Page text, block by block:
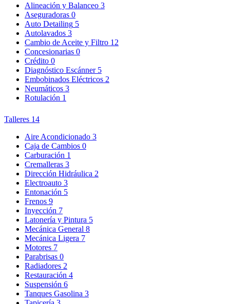
Alineación y Balanceo 3
Aseguradoras 0
Auto Detailing 5
Autolavados 3
Cambio de Aceite y Filtro 12
Concesionarias 0
Crédito 0
Diagnóstico Escánner 5
Embobinados Eléctricos 2
Neumáticos 3
Rotulación 1
Talleres 14
Aire Acondicionado 3
Caja de Cambios 0
Carburación 1
Cremalleras 3
Dirección Hidráulica 2
Electroauto 3
Entonación 5
Frenos 9
Inyección 7
Latonería y Pintura 5
Mecánica General 8
Mecánica Ligera 7
Motores 7
Parabrisas 0
Radiadores 2
Restauración 4
Suspensión 6
Tanques Gasolina 3